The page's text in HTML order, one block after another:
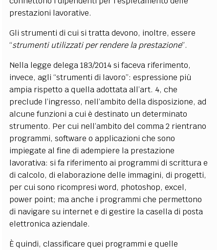
prestazioni lavorative.
Gli strumenti di cui si tratta devono, inoltre, essere
“strumenti utilizzati per rendere la prestazione”.
Nella legge delega 183/2014 si faceva riferimento,
invece, agli “strumenti di lavoro”: espressione più
ampia rispetto a quella adottata all’art. 4, che
preclude l’ingresso, nell’ambito della disposizione, ad
alcune funzioni a cui è destinato un determinato
strumento. Per cui nell’ambito del comma 2 rientrano
programmi, software o applicazioni che sono
impiegate al fine di adempiere la prestazione
lavorativa: si fa riferimento ai programmi di scrittura e
di calcolo, di elaborazione delle immagini, di progetti,
per cui sono ricompresi word, photoshop, excel,
power point; ma anche i programmi che permettono
di navigare su internet e di gestire la casella di posta
elettronica aziendale.
È quindi, classificare quei programmi e quelle